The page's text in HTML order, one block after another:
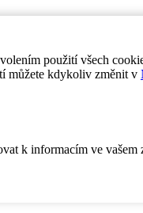
použití všech
můžete kdykoliv změnit v
k informacím ve vašem